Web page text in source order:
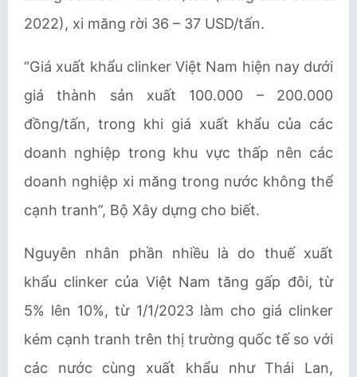
2022), xi măng rời 36 – 37 USD/tấn.
“Giá xuất khẩu clinker Việt Nam hiện nay dưới
giá thành sản xuất 100.000 – 200.000
đồng/tấn, trong khi giá xuất khẩu của các
doanh nghiệp trong khu vực thấp nên các
doanh nghiệp xi măng trong nước không thể
cạnh tranh”, Bộ Xây dựng cho biết.
Nguyên nhân phần nhiều là do thuế xuất
khẩu clinker của Việt Nam tăng gấp đôi, từ
5% lên 10%, từ 1/1/2023 làm cho giá clinker
kém cạnh tranh trên thị trường quốc tế so với
các nước cùng xuất khẩu như Thái Lan,